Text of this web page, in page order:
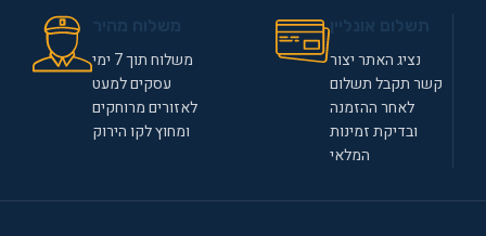
נציג האתר יצור
קשר תקבל תשלום
לאחר ההזמנה
ובדיקת זמינות
המלאי
משלוח תוך 7 ימי
עסקים למעט
לאזורים מרוחקים
ומחוץ לקו הירוק